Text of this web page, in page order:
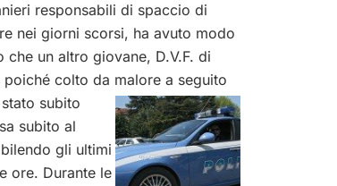
responsabili di spaccio di
nei giorni scorsi, ha avuto modo
un altro giovane, D.V.F. di
colto da malore a seguito
subito
subito al
gli ultimi
ore. Durante le